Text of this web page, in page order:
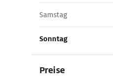
Samstag
Sonntag
Preise